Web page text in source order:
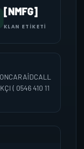
[NMFG]
KLAN ETIKETI
( 0546 410 11